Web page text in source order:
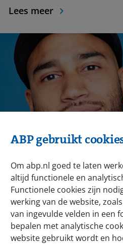
Lees meer
ABP gebruikt
Om abp.nl goed te laten
altijd functionele en
Functionele cookies zijn
werking van de website,
van ingevulde velden in een
bepalen met analytische
website gebruikt wordt en